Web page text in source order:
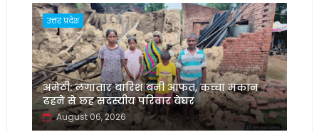
उत्तर प्रदेश
अमेठी: लगातार बारिश बनी आफत, कच्चा मकान
ढहने से छह सदस्यीय परिवार बेघर
August 06, 2026